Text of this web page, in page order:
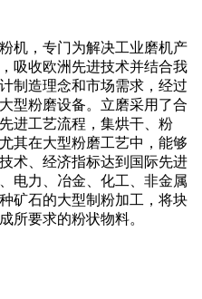
机，专门为解决工业磨机产
吸收欧洲先进技术并结合我
制造理念和市场需求，经过
型粉磨设备。立磨采用了合
进工艺流程，集烘干、粉
其在大型粉磨工艺中，能够
术、经济指标达到国际先进
电力、冶金、化工、非金属
矿石的大型制粉加工，将块
所要求的粉状物料。